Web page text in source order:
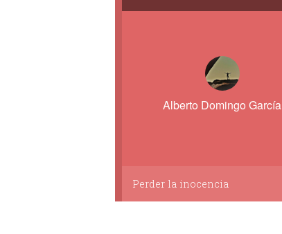
Alberto Domingo García
Perder la inocencia